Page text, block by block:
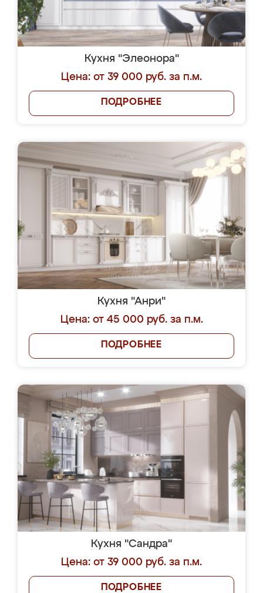
Кухня "Элеонора"
Цена: от 39 000 руб. за п.м.
ПОДРОБНЕЕ
Кухня "Анри"
Цена: от 45 000 руб. за п.м.
ПОДРОБНЕЕ
Кухня "Сандра"
Цена: от 39 000 руб. за п.м.
ПОДРОБНЕЕ